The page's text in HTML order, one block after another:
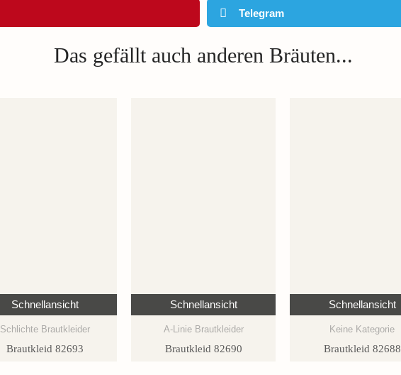
Telegram
Das gefällt auch anderen Bräuten...
Schnellansicht
Schlichte Brautkleider
Brautkleid 82693
Schnellansicht
A-Linie Brautkleider
Brautkleid 82690
Schnellansicht
Keine Kategorie
Brautkleid 82688